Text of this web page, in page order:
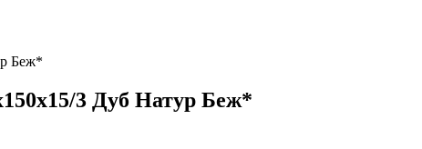
Беж*
3 Дуб Натур Беж*